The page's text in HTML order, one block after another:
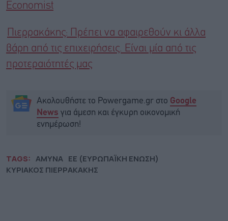
Economist
Πιερρακάκης: Πρέπει να αφαιρεθούν κι άλλα
βάρη από τις επιχειρήσεις. Είναι μία από τις
προτεραιότητές μας
Ακολουθήστε το Powergame.gr στο Google
News για άμεση και έγκυρη οικονομική
ενημέρωση!
TAGS: ΑΜΥΝΑ ΕΕ (ΕΥΡΩΠΑΪΚΗ ΕΝΩΣΗ)
ΚΥΡΙΑΚΟΣ ΠΙΕΡΡΑΚΑΚΗΣ